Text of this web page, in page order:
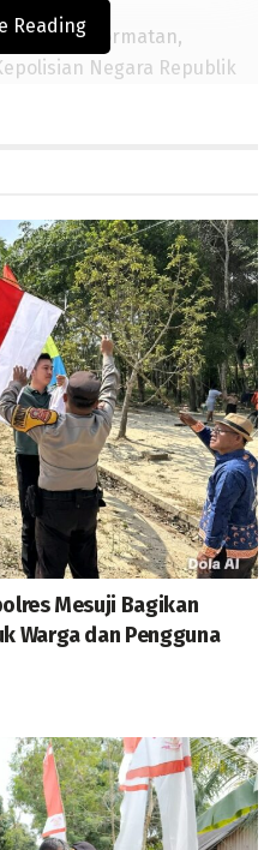
penghormatan,
Negara Republik
serta perhatian
1 Warakawuri di Wilayah
Reading
Mesuji Bagikan
Warga dan Pengguna